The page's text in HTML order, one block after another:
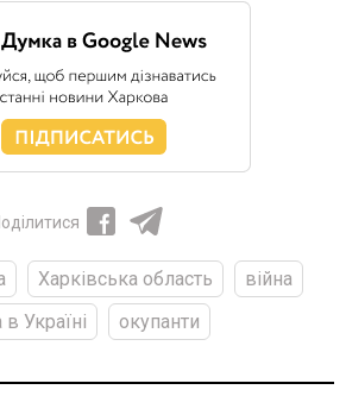
Харківська область
війна
в Україні
окупанти